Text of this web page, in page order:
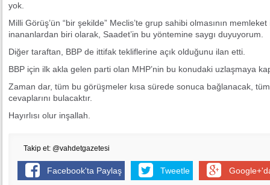
yok.
Milli Görüş’ün “bir şekilde” Meclis’te grup sahibi olmasının
inananlardan biri olarak, Saadet’in bu yöntemine saygı duyuyorum.
Diğer taraftan, BBP de ittifak tekliflerine açık olduğunu ilan etti.
BBP için ilk akla gelen parti olan MHP’nin bu konudaki uzlaşmaya
Zaman dar, tüm bu görüşmeler kısa sürede sonuca bağlanacak,
cevaplarını bulacaktır.
Hayırlısı olur inşallah.
Takip et: @vahdetgazetesi
Facebook'ta Paylaş Tweetle